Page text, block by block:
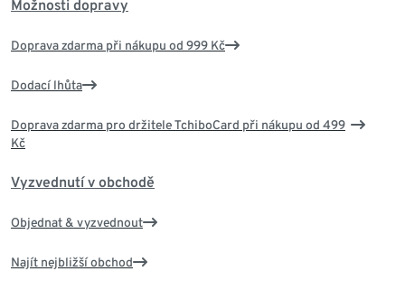
Možnosti dopravy
Doprava zdarma při nákupu od 999 Kč
Dodací lhůta
Doprava zdarma pro držitele TchiboCard při nákupu od 499
Kč
Vyzvednutí v obchodě
Objednat & vyzvednout
Najít nejbližší obchod